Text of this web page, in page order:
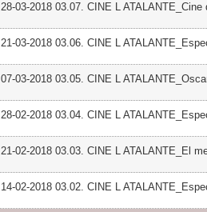
28-03-2018 03.07. CINE L
21-03-2018 03.06. CINE L
07-03-2018 03.05. CINE L
28-02-2018 03.04. CINE L
21-02-2018 03.03. CINE L ATALANTE_El
14-02-2018 03.02. CINE L